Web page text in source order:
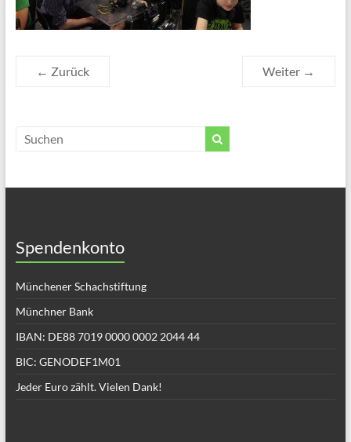
← Zurück Weiter →
Spendenkonto
Münchener Schachstiftung
Münchner Bank
IBAN: DE88 7019 0000 0002 2044 44
BIC: GENODEF1M01
Jeder Euro zählt. Vielen Dank!